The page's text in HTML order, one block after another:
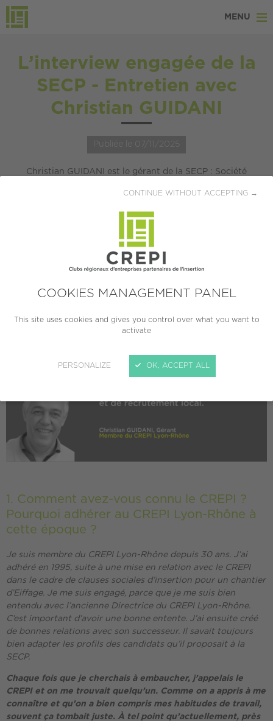
COOKIES MANAGEMENT PANEL
This site uses cookies and gives you control over what you want to
activate
PERSONALIZE
CONTINUE WITHOUT ACCEPTING →
OK, ACCEPT ALL
MENU
L’interview engagée de la
SECP - Entretien avec
Christian GUIDANI
Publiée le 07/11/2025
Christian GUIDANI est le gérant de la SECP : Société
dans le département du Rhône (69). La SECP est une
entreprise familiale créée en 1937 par le grand-père de
Monsieur GUIDANI. Son père et lui-même se sont ensuite
succédés à la direction de la PME. L’entreprise spécialisée en
plomberie, chauffage, ventilation et climatisation concentre
95% de ses activités dans la rénovation de logements en sites
occupés et n’a pas de clients particuliers.
adhéré au CREPI Lyon-Rhône à sa création en 1995.
1. Comment avez-vous connu le CREPI ?
Pourquoi adhérer au CREPI Lyon-Rhône à
cette époque ?
Je suis membre du CREPI Lyon-Rhône depuis 30 ans. J’ai
adhéré en 1995, suite à une mise en relation avec le CREPI
dans le cadre de clauses sociales d’insertion pour un chantier
d’Eiffage. Je me suis engagé, parce que je me suis bien
entendu avec l’ancienne Directrice du CREPI Lyon-Rhône.
C’est important d’avoir une bonne entente. J’ai ensuite créé
de bonnes relations avec son successeur. Il savait toujours
bien adapter les profils des candidats qu’il proposait à la
SECP.
Chaque fois que je cherchais à embaucher, j’appelais le
CREPI et on me trouvait quelqu’un. Comme on a appris à me
connaître et qu’on a bien compris mes habitudes de travail,
souvent ça tombait juste. À tel point qu’actuellement, près